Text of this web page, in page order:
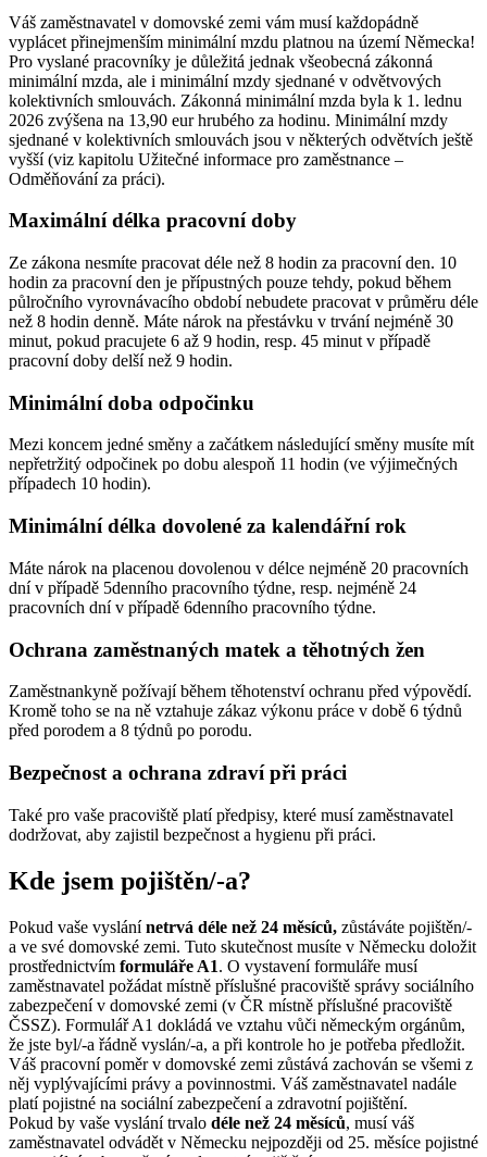
Váš zaměstnavatel v domovské zemi vám musí každopádně
vyplácet přinejmenším minimální mzdu platnou na území Německa!
Pro vyslané pracovníky je důležitá jednak všeobecná zákonná
minimální mzda, ale i minimální mzdy sjednané v odvětvových
kolektivních smlouvách. Zákonná minimální mzda byla k 1. lednu
2026 zvýšena na 13,90 eur hrubého za hodinu. Minimální mzdy
sjednané v kolektivních smlouvách jsou v některých odvětvích ještě
vyšší (viz kapitolu Užitečné informace pro zaměstnance –
Odměňování za práci).
Maximální délka pracovní doby
Ze zákona nesmíte pracovat déle než 8 hodin za pracovní den. 10
hodin za pracovní den je přípustných pouze tehdy, pokud během
půlročního vyrovnávacího období nebudete pracovat v průměru déle
než 8 hodin denně. Máte nárok na přestávku v trvání nejméně 30
minut, pokud pracujete 6 až 9 hodin, resp. 45 minut v případě
pracovní doby delší než 9 hodin.
Minimální doba odpočinku
Mezi koncem jedné směny a začátkem následující směny musíte mít
nepřetržitý odpočinek po dobu alespoň 11 hodin (ve výjimečných
případech 10 hodin).
Minimální délka dovolené za kalendářní rok
Máte nárok na placenou dovolenou v délce nejméně 20 pracovních
dní v případě 5denního pracovního týdne, resp. nejméně 24
pracovních dní v případě 6denního pracovního týdne.
Ochrana zaměstnaných matek a těhotných žen
Zaměstnankyně požívají během těhotenství ochranu před výpovědí.
Kromě toho se na ně vztahuje zákaz výkonu práce v době 6 týdnů
před porodem a 8 týdnů po porodu.
Bezpečnost a ochrana zdraví při práci
Také pro vaše pracoviště platí předpisy, které musí zaměstnavatel
dodržovat, aby zajistil bezpečnost a hygienu při práci.
Kde jsem pojištěn/-a?
Pokud vaše vyslánínetrvá déle než 24 měsíců, zůstáváte pojištěn/-
a ve své domovské zemi. Tuto skutečnost musíte v Německu doložit
prostřednictvím formuláře A1. O vystavení formuláře musí
zaměstnavatel požádat místně příslušné pracoviště správy sociálního
zabezpečení v domovské zemi (v ČR místně příslušné pracoviště
ČSSZ). Formulář A1 dokládá ve vztahu vůči německým orgánům,
že jste byl/-a řádně vyslán/-a, a při kontrole ho je potřeba předložit.
Váš pracovní poměr v domovské zemi zůstává zachován se všemi z
něj vyplývajícími právy a povinnostmi. Váš zaměstnavatel nadále
platí pojistné na sociální zabezpečení a zdravotní pojištění.
Pokud by vaše vyslání trvalo déle než 24 měsíců, musí váš
zaměstnavatel odvádět v Německu nejpozději od 25. měsíce pojistné